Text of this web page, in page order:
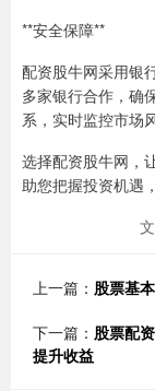
**安全保障**
配资股牛网采用银
多家银行合作，确
系，实时监控市场
选择配资股牛网，
助您把握投资机遇
上一篇： 股票基
下一篇： 股票配
提升收益